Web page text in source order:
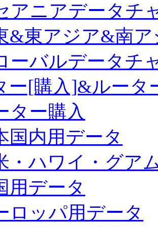
アニアデータチ
&東アジア&南
ーバルデータチ
ー[購入]&ルータ
ター購入
国内用データ
・ハワイ・グア
用データ
ロッパ用データ